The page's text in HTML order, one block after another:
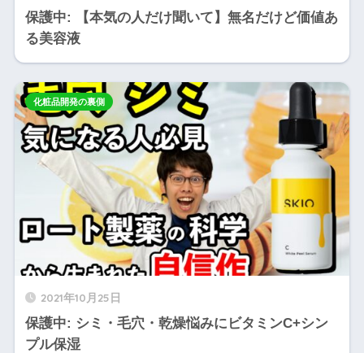
保護中: 【本気の人だけ聞いて】無名だけど価値あ
る美容液
2021年10月25日
保護中: シミ・毛穴・乾燥悩みにビタミンC+シン
プル保湿
化粧品開発の裏側